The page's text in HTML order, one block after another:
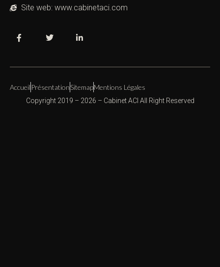
Site web: www.cabinetaci.com
Accueil PrésentationSitemapMentions Légales
Copyright 2019 – 2026 – Cabinet ACI All Right Reserved